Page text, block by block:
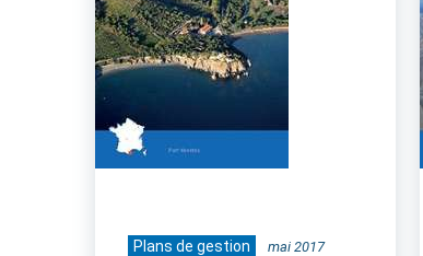
Plans de gestion mai 2017